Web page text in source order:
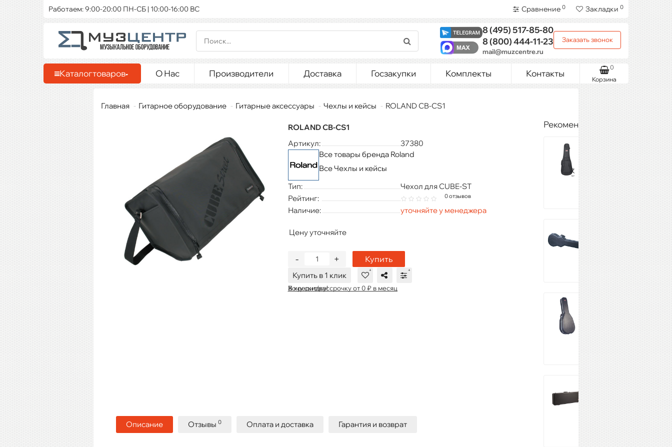
Работаем: 9:00-20:00 ПН-СБ | 10:00-16:00 ВС Сравнение 0 Закладки 0
8 (495)517-85-80
8 (800)444-11-23
mail@muzcentre.ru
Заказать звонок
Каталогтоваров О Нас Производители Доставка Госзакупки Комплекты Контакты
Корзина
0
Главная Гитарное оборудование Гитарные аксессуары Чехлы и кейсы ROLAND CB-CS1
ROLAND CB-CS1
Артикул:
37380
Все товары бренда Roland
Все Чехлы и кейсы
Тип:
Чехол для CUBE-ST
Рейтинг:
0 отзывов
Наличие: уточняйте у менеджера
Цену уточняйте
+
- Купить
Купить в 1 клик
В кредит/рассрочку от 0 ₽ в месяц
Хочу скидку!
Описание Отзывы 0 Оплата и доставка Гарантия и возврат
Рекомендуемые товары